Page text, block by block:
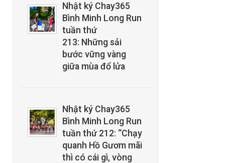
Nhật ký Chay365
Bình Minh Long Run
tuần thứ
213: Những sải
bước vững vàng
giữa mùa đổ lửa
Nhật ký Chay365
Bình Minh Long Run
tuần thứ 212: “Chạy
quanh Hồ Gươm mãi
thì có cái gì, vòng